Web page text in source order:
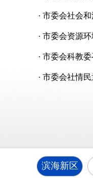
· 市委会社会
· 市委会资源
· 市委会科教
· 市委会社情
滨海新区